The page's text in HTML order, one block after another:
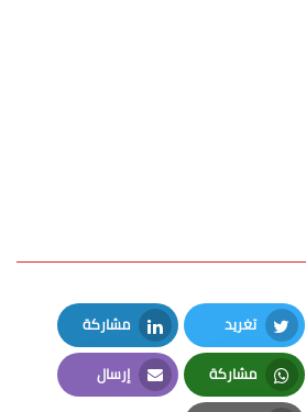
تغريد
Twitter
مشاركة
LinkedIn
مشاركة
Whatsapp
إرسال
Email